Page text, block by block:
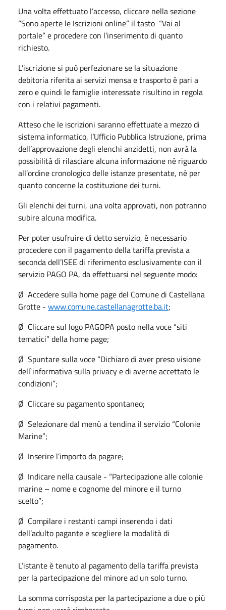
Una volta effettuato l’accesso, cliccare nella sezione
“Sono aperte le Iscrizioni online” il tasto “Vai al
portale” e procedere con l’inserimento di quanto
richiesto.
L’iscrizione si può perfezionare se la situazione
debitoria riferita ai servizi mensa e trasporto è pari a
zero e quindi le famiglie interessate risultino in regola
con i relativi pagamenti.
Atteso che le iscrizioni saranno effettuate a mezzo di
sistema informatico, l’Ufficio Pubblica Istruzione, prima
dell’approvazione degli elenchi anzidetti, non avrà la
possibilità di rilasciare alcuna informazione né riguardo
all’ordine cronologico delle istanze presentate, né per
quanto concerne la costituzione dei turni.
Gli elenchi dei turni, una volta approvati, non potranno
subire alcuna modifica.
Per poter usufruire di detto servizio, è necessario
procedere con il pagamento della tariffa prevista a
seconda dell’ISEE di riferimento esclusivamente con il
servizio PAGO PA, da effettuarsi nel seguente modo:
Ø Accedere sulla home page del Comune di Castellana
Grotte - www.comune.castellanagrotte.ba.it;
Ø Cliccare sul logo PAGOPA posto nella voce “siti
tematici” della home page;
Ø Spuntare sulla voce “Dichiaro di aver preso visione
dell`informativa sulla privacy e di averne accettato le
condizioni”;
Ø Cliccare su pagamento spontaneo;
Ø Selezionare dal menù a tendina il servizio “Colonie
Marine”;
Ø Inserire l’importo da pagare;
Ø Indicare nella causale - “Partecipazione alle colonie
marine – nome e cognome del minore e il turno
scelto”;
Ø Compilare i restanti campi inserendo i dati
dell’adulto pagante e scegliere la modalità di
pagamento.
L’istante è tenuto al pagamento della tariffa prevista
per la partecipazione del minore ad un solo turno.
La somma corrisposta per la partecipazione a due o più